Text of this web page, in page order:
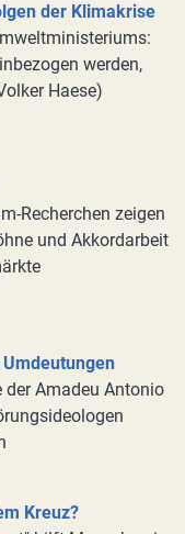
der Klimakrise
werden,
Haese)
Recherchen zeigen
und Akkordarbeit
der Amadeu Antonio
Kreuz?